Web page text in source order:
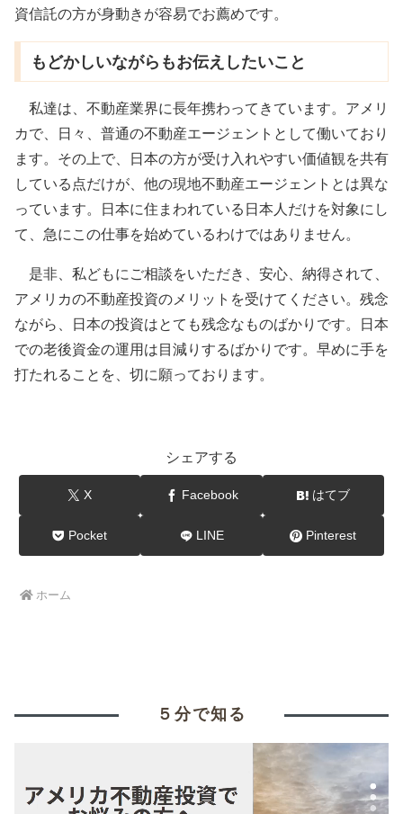
資信託の方が身動きが容易でお薦めです。
もどかしいながらもお伝えしたいこと
私達は、不動産業界に長年携わってきています。アメリ
カで、日々、普通の不動産エージェントとして働いており
ます。その上で、日本の方が受け入れやすい価値観を共有
している点だけが、他の現地不動産エージェントとは異な
っています。日本に住まわれている日本人だけを対象にし
て、急にこの仕事を始めているわけではありません。
是非、私どもにご相談をいただき、安心、納得されて、
アメリカの不動産投資のメリットを受けてください。残念
ながら、日本の投資はとても残念なものばかりです。日本
での老後資金の運用は目減りするばかりです。早めに手を
打たれることを、切に願っております。
シェアする
X Facebook はてブ
Pocket LINE Pinterest
ホーム
５分で知る
プ